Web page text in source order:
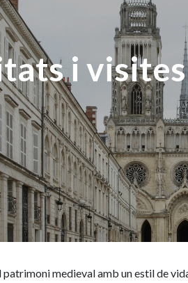
i
medieval amb un estil de